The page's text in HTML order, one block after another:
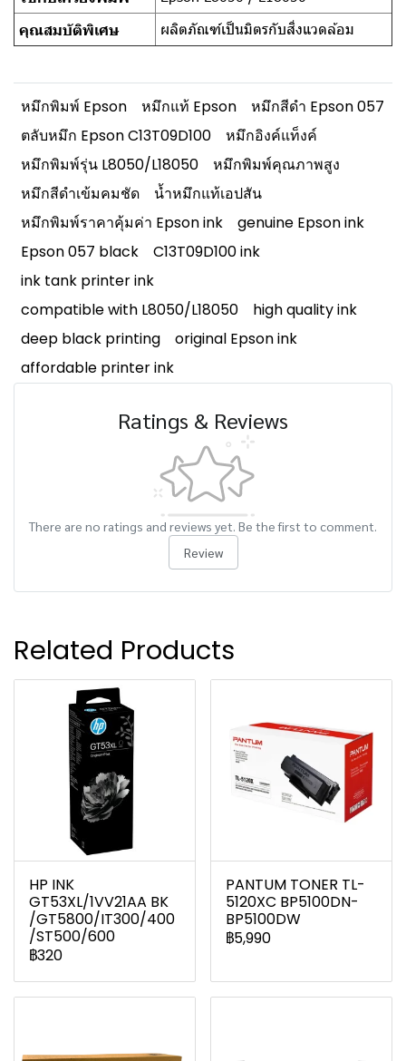
คุณสมบัติพิเศษ ผลิตภัณฑ์เป็นมิตรกับสิ่งแวดล้อม
หมึกพิมพ์ Epson หมึกแท้ Epson
หมึกสีดำ Epson 057
ตลับหมึก Epson C13T09D100
หมึกอิงค์แท็งค์
หมึกพิมพ์รุ่น L8050/L18050
หมึกพิมพ์คุณภาพสูง
หมึกสีดำเข้มคมชัด
น้ำหมึกแท้เอปสัน
หมึกพิมพ์ราคาคุ้มค่า Epson ink
genuine Epson ink
Epson 057 black
C13T09D100 ink
ink tank printer ink
compatible with L8050/L18050
high quality ink
deep black printing
original Epson ink
affordable printer ink
Ratings & Reviews
There are no ratings and reviews yet. Be the first to comment.
Review
Related Products
HP INK
GT53XL/1VV21AA BK
/GT5800/IT300/400
/ST500/600
฿320
PANTUM TONER TL-
5120XC BP5100DN-
BP5100DW
฿5,990